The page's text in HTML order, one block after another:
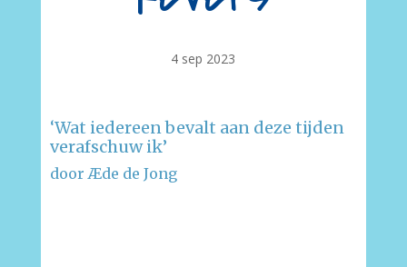
4 sep 2023
‘Wat iedereen bevalt aan deze tijden
verafschuw ik’
door Æde de Jong